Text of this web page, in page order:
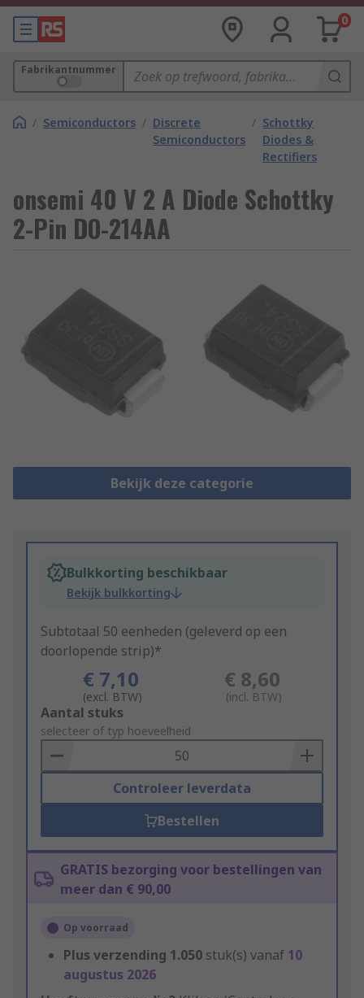
0
Fabrikantnummer
/ Semiconductors / Discrete
Semiconductors
/ Schottky
Diodes &
Rectifiers
onsemi 40 V 2 A Diode Schottky
2-Pin DO-214AA
Bekijk deze categorie
Bulkkorting beschikbaar
Bekijk bulkkorting
Subtotaal 50 eenheden (geleverd op een
doorlopende strip)*
€ 7,10
(excl. BTW)
€ 8,60
(incl. BTW)
Add
to
Basket
Aantal stuks
selecteer of typ hoeveelheid
Controleer leverdata
Bestellen
GRATIS bezorging voor bestellingen van
meer dan € 90,00
Op voorraad
Plus verzending 1.050 stuk(s) vanaf 10
augustus 2026